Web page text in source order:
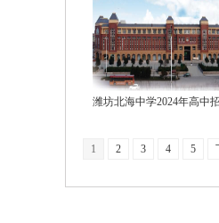
1 2 3 4 5